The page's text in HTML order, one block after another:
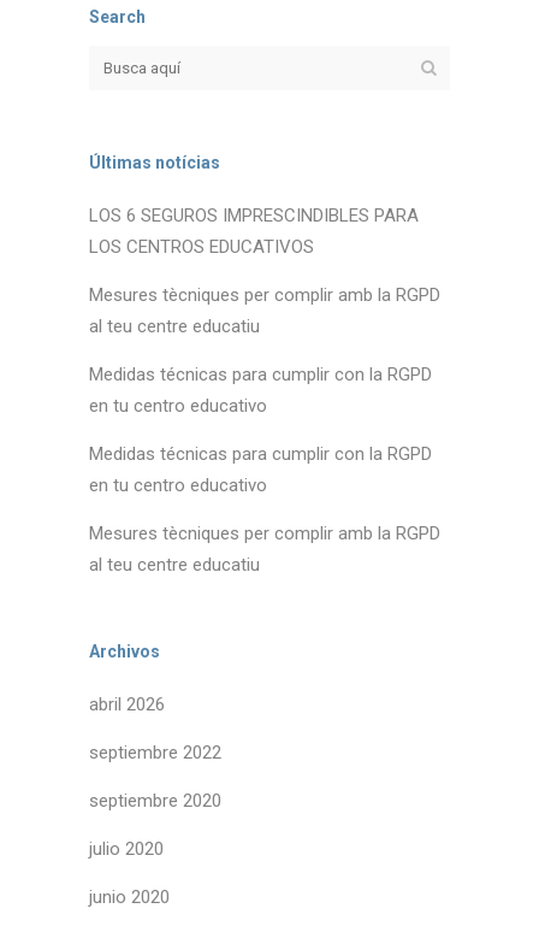
Search
Últimas notícias
LOS 6 SEGUROS IMPRESCINDIBLES PARA
LOS CENTROS EDUCATIVOS
Mesures tècniques per complir amb la RGPD
al teu centre educatiu
Medidas técnicas para cumplir con la RGPD
en tu centro educativo
Medidas técnicas para cumplir con la RGPD
en tu centro educativo
Mesures tècniques per complir amb la RGPD
al teu centre educatiu
Archivos
abril 2026
septiembre 2022
septiembre 2020
julio 2020
junio 2020